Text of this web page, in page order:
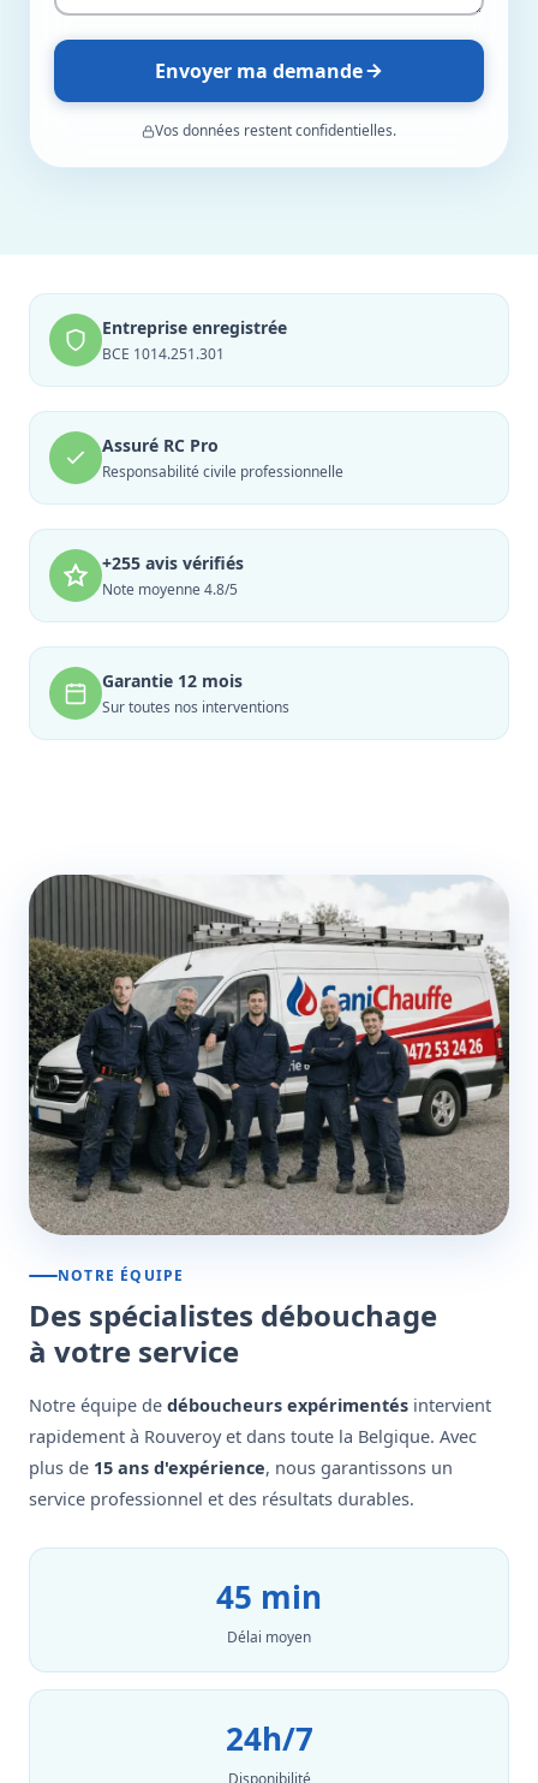
Envoyer ma demande
Vos données restent confidentielles.
Entreprise enregistrée
BCE 1014.251.301
Assuré RC Pro
Responsabilité civile professionnelle
+255 avis vérifiés
Note moyenne 4.8/5
Garantie 12 mois
Sur toutes nos interventions
NOTRE ÉQUIPE
Des spécialistes débouchage
à votre service
Notre équipe de déboucheurs expérimentés intervient
rapidement à Rouveroy et dans toute la Belgique. Avec
plus de 15 ans d'expérience, nous garantissons un
service professionnel et des résultats durables.
45 min
Délai moyen
24h/7
Disponibilité